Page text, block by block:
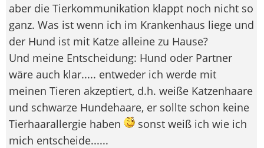
aber die Tierkommunikation klappt noch nicht so
ganz. Was ist wenn ich im Krankenhaus liege und
der Hund ist mit Katze alleine zu Hause?
Und meine Entscheidung: Hund oder Partner
wäre auch klar..... entweder ich werde mit
meinen Tieren akzeptiert, d.h. weiße Katzenhaare
und schwarze Hundehaare, er sollte schon keine
Tierhaarallergie haben
sonst weiß ich wie ich
mich entscheide......